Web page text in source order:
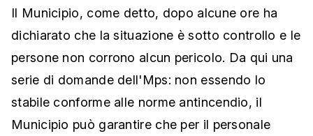
Il Municipio, come detto, dopo alcune ore ha
dichiarato che la situazione è sotto controllo e le
persone non corrono alcun pericolo. Da qui una
serie di domande dell'Mps: non essendo lo
stabile conforme alle norme antincendio, il
Municipio può garantire che per il personale